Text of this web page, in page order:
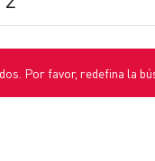
Por favor, redefina la